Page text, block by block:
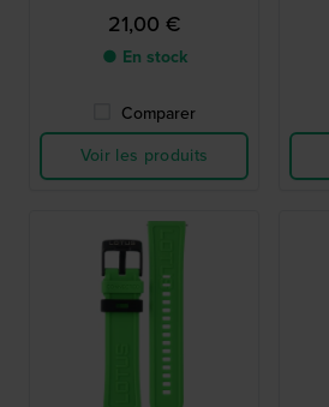
21,00 €
● En stock
Comparer
Voir les produits